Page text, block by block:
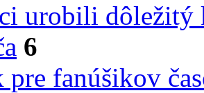
urobili dôležitý
6
pre fanúšikov